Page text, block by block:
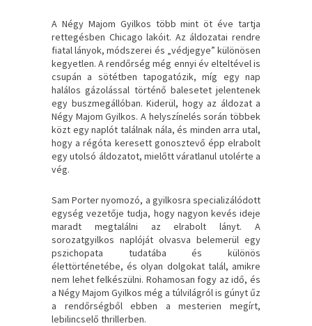
A ​Négy Majom Gyilkos több mint öt éve tartja
rettegésben Chicago lakóit. Az áldozatai rendre
fiatal lányok, módszerei és „védjegye” különösen
kegyetlen. A rendőrség még ennyi év elteltével is
csupán a sötétben tapogatózik, míg egy nap
halálos gázolással történő balesetet jelentenek
egy buszmegállóban. Kiderül, hogy az áldozat a
Négy Majom Gyilkos. A helyszínelés során többek
közt egy naplót találnak nála, és minden arra utal,
hogy a régóta keresett gonosztevő épp elrabolt
egy utolsó áldozatot, mielőtt váratlanul utolérte a
vég.
Sam Porter nyomozó, a gyilkosra specializálódott
egység vezetője tudja, hogy nagyon kevés ideje
maradt megtalálni az elrabolt lányt. A
sorozatgyilkos naplóját olvasva belemerül egy
pszichopata tudatába és különös
élettörténetébe, és olyan dolgokat talál, amikre
nem lehet felkészülni. Rohamosan fogy az idő, és
a Négy Majom Gyilkos még a túlvilágról is gúnyt űz
a rendőrségből ebben a mesterien megírt,
lebilincselő thrillerben.